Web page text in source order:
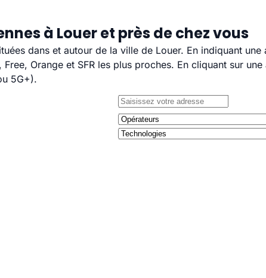
à Louer et près de chez vous
dans et autour de la ville de Louer. En indiquant
Free, Orange et SFR les plus proches. En cliquant sur
5G+).